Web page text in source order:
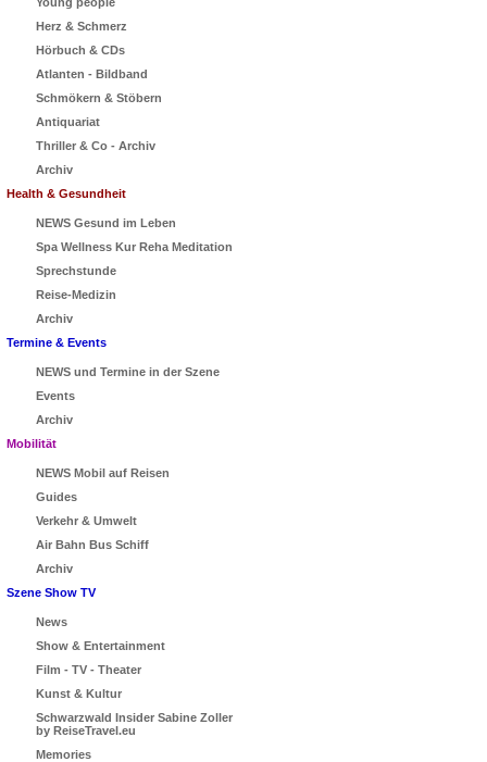
Herz & Schmerz
Hörbuch & CDs
Atlanten - Bildband
Schmökern & Stöbern
Antiquariat
Thriller & Co - Archiv
Archiv
Health & Gesundheit
NEWS Gesund im Leben
Spa Wellness Kur Reha Meditation
Sprechstunde
Reise-Medizin
Archiv
Termine & Events
NEWS und Termine in der Szene
Events
Archiv
Mobilität
NEWS Mobil auf Reisen
Guides
Verkehr & Umwelt
Air Bahn Bus Schiff
Archiv
Szene Show TV
News
Show & Entertainment
Film - TV - Theater
Kunst & Kultur
Schwarzwald Insider Sabine Zoller
by ReiseTravel.eu
Memories